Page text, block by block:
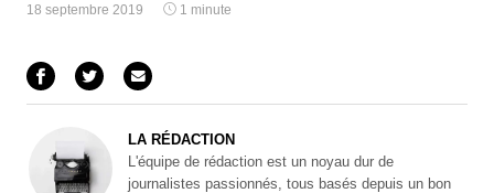
18 septembre 2019 1 minute
LA RÉDACTION
L'équipe de rédaction est un noyau dur de
journalistes passionnés, tous basés depuis un bon